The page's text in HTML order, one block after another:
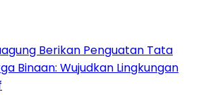
Berikan Penguatan Tata
Binaan: Wujudkan Lingkungan